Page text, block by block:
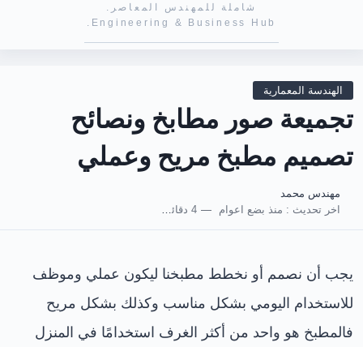
شاملة للمهندس المعاصر.
Engineering & Business Hub.
الهندسة المعمارية
تجميعة صور مطابخ ونصائح
تصميم مطبخ مريح وعملي
مهندس محمد
اخر تحديث : منذ بضع اعوام 4 دقائق للقراءة
يجب أن نصمم أو نخطط مطبخنا ليكون عملي وموظف
للاستخدام اليومي بشكل مناسب وكذلك بشكل مريح
فالمطبخ هو واحد من أكثر الغرف استخدامًا في المنزل